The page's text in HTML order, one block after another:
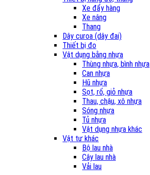
Xe đẩy hàng
Xe nâng
Thang
Dây curoa (dây đai)
Thiết bị đo
Vật dụng bằng nhựa
Thùng nhựa, bình nhựa
Can nhựa
Hũ nhựa
Sọt, rổ, giỏ nhựa
Thau, chậu, xô nhựa
Sóng nhựa
Tủ nhựa
Vật dụng nhựa khác
Vật tư khác
Bộ lau nhà
Cây lau nhà
Vải lau